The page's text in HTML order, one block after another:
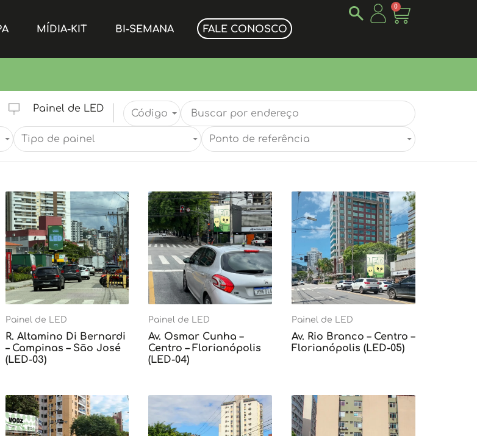
MÍDIA-KIT BI-SEMANA FALE CONOSCO
0
Painel de LED Código
Tipo de painel Ponto de referência
Painel de LED
R. Altamino Di Bernardi
– Campinas – São José
(LED-03)
Painel de LED
Av. Osmar Cunha –
Centro – Florianópolis
(LED-04)
Painel de LED
Av. Rio Branco – Centro –
Florianópolis (LED-05)